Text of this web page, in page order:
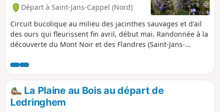
Départ à Saint-Jans-Cappel (Nord)
Circuit bucolique au milieu des jacinthes sauvages et d'ail
des ours qui fleurissent fin avril, début mai. Randonnée à la
découverte du Mont Noir et des Flandres (Saint-Jans-
sous-bois, chemins forestiers et petites routes.
La Plaine au Bois au départ de
Ledringhem